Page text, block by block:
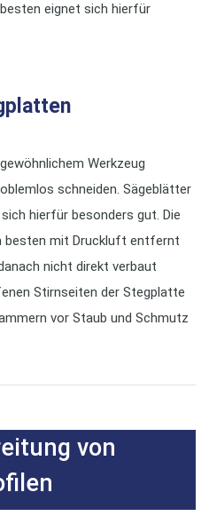
eignet sich hierfür
Werkzeug
schneiden. Sägeblätter
hierfür besonders gut. Die
besten mit Druckluft entfernt
nicht direkt verbaut
Stirnseiten der Stegplatte
vor Staub und Schmutz
von